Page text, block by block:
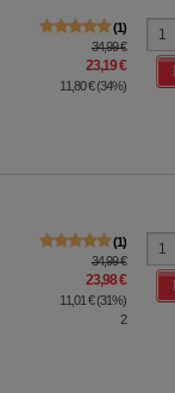
1
34,99 €
23,19 €
11,80 €(34%)
1
34,99 €
23,98 €
11,01 €(31%)
2